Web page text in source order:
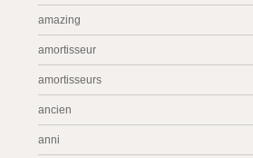
amazing
amortisseur
amortisseurs
ancien
anni